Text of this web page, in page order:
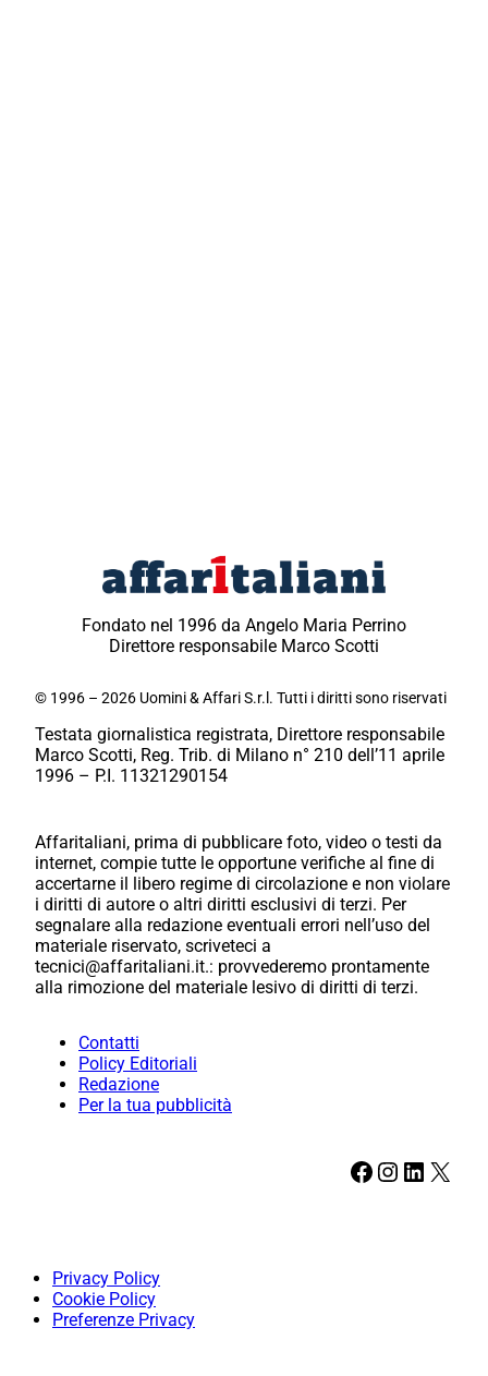
Fondato nel 1996 da Angelo Maria Perrino
Direttore responsabile Marco Scotti
© 1996 – 2026 Uomini & Affari S.r.l. Tutti i diritti sono riservati
Testata giornalistica registrata, Direttore responsabile
Marco Scotti, Reg. Trib. di Milano n° 210 dell’11 aprile
1996 – P.I. 11321290154
Affaritaliani, prima di pubblicare foto, video o testi da
internet, compie tutte le opportune verifiche al fine di
accertarne il libero regime di circolazione e non violare
i diritti di autore o altri diritti esclusivi di terzi. Per
segnalare alla redazione eventuali errori nell’uso del
materiale riservato, scriveteci a
tecnici@affaritaliani.it.: provvederemo prontamente
alla rimozione del materiale lesivo di diritti di terzi.
Contatti
Policy Editoriali
Redazione
Per la tua pubblicità
Facebook Instagram LinkedIn X
Privacy Policy
Cookie Policy
Preferenze Privacy